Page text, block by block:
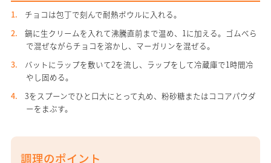
チョコは包丁で刻んで耐熱ボウルに入れる。
鍋に生クリームを入れて沸騰直前まで温め、1に加える。ゴムべら
で混ぜながらチョコを溶かし、マーガリンを混ぜる。
バットにラップを敷いて2を流し、ラップをして冷蔵庫で1時間冷
やし固める。
3をスプーンでひと口大にとって丸め、粉砂糖またはココアパウダ
ーをまぶす。
調理のポイント